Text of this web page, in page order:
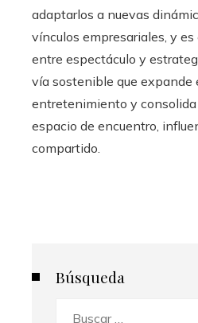
adaptarlos a nuevas
vínculos empresariales, y
entre espectáculo y
vía sostenible que expande
entretenimiento y consolida
espacio de encuentro,
compartido.
Búsqueda